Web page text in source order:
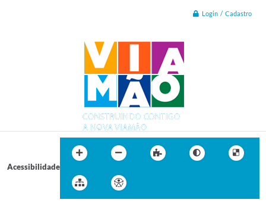
Login / Cadastro
Acessibilidade